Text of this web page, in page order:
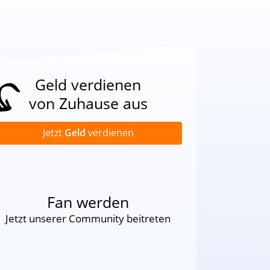
Geld verdienen
von Zuhause aus
Jetzt Geld verdienen
Fan werden
Jetzt unserer Community beitreten